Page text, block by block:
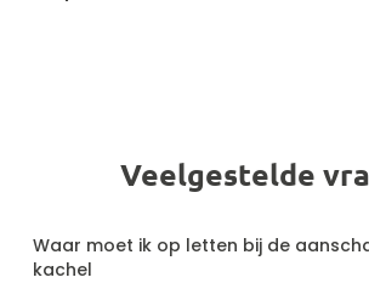
Veelgestelde
Waar moet ik op letten bij de
kachel